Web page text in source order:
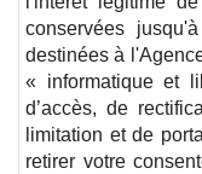
conservées
destinées à
« informatique et
d’accès, de
limitation et de
retirer votre